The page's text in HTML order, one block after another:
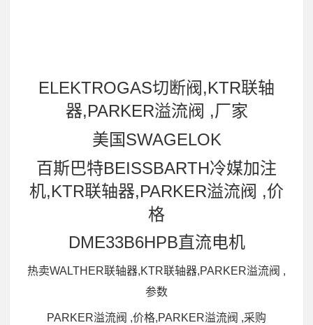
ELEKTROGAS切断阀,KTR联轴
器,PARKER溢流阀 ,厂家
美国SWAGELOK
百斯巴特BEISSBARTH冷媒加注
机,KTR联轴器,PARKER溢流阀 ,价
格
DME33B6HPB直流电机
热卖WALTHER联轴器,KTR联轴器,PARKER溢流阀 ,
参数
PARKER溢流阀 ,价格,PARKER溢流阀 ,采购